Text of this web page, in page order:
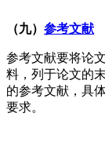
（九） 参考文献
参考文献要将论
料，列于论文的
的参考文献，具
要求。